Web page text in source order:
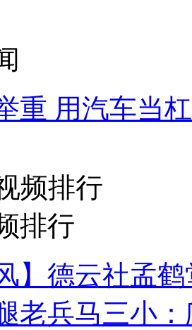
重 用汽车当
频排行
排行
】德云社孟
老兵马三小